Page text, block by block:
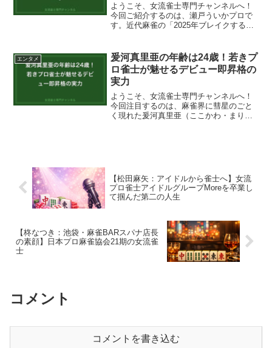
ようこそ、女流雀士専門チャンネルへ！
今回ご紹介するのは、瀬戸ういかプロで
す。近代麻雀の「2025年ブレイクする新
一筋縄ではいかない人生の歩み方が見え
てきます。「社会人→...
エンタメ
爰河真里亜の年齢は24歳！若きプ
ロ雀士が魅せるデビュー即昇格の
実力
ようこそ、女流雀士専門チャンネルへ！
今回注目するのは、麻雀界に彗星のごと
く現れた爰河真里亜（ここかわ・まり
【松田麻矢：アイドルから雀士へ】女流
プロ雀士アイドルグループMoreを卒業し
て掴んだ第二の人生
【柊なつき：池袋・麻雀BARスパナ店長
の素顔】日本プロ麻雀協会21期の女流雀
士
コメント
コメントを書き込む